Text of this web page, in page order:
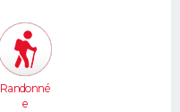
Randonné
e